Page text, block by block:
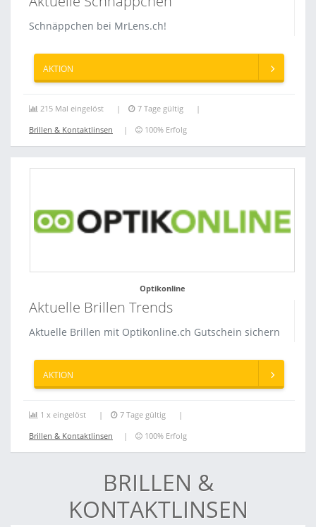
Schnäppchen bei MrLens.ch!
AKTION
215 Mal eingelöst
7 Tage gültig
Brillen & Kontaktlinsen
100% Erfolg
Optikonline
Aktuelle Brillen Trends
Aktuelle Brillen mit Optikonline.ch Gutschein sichern
AKTION
1 x eingelöst
7 Tage gültig
Brillen & Kontaktlinsen
100% Erfolg
BRILLEN &
KONTAKTLINSEN